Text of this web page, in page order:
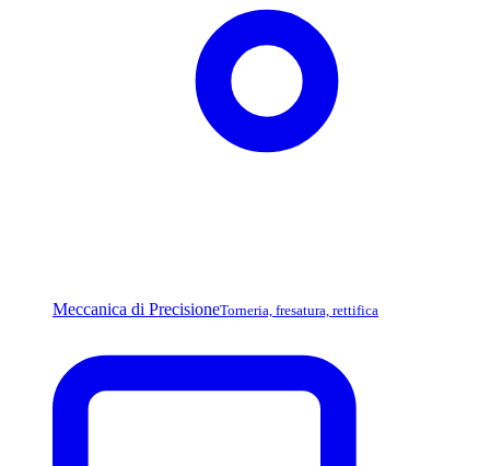
Meccanica di PrecisioneTorneria, fresatura, rettifica